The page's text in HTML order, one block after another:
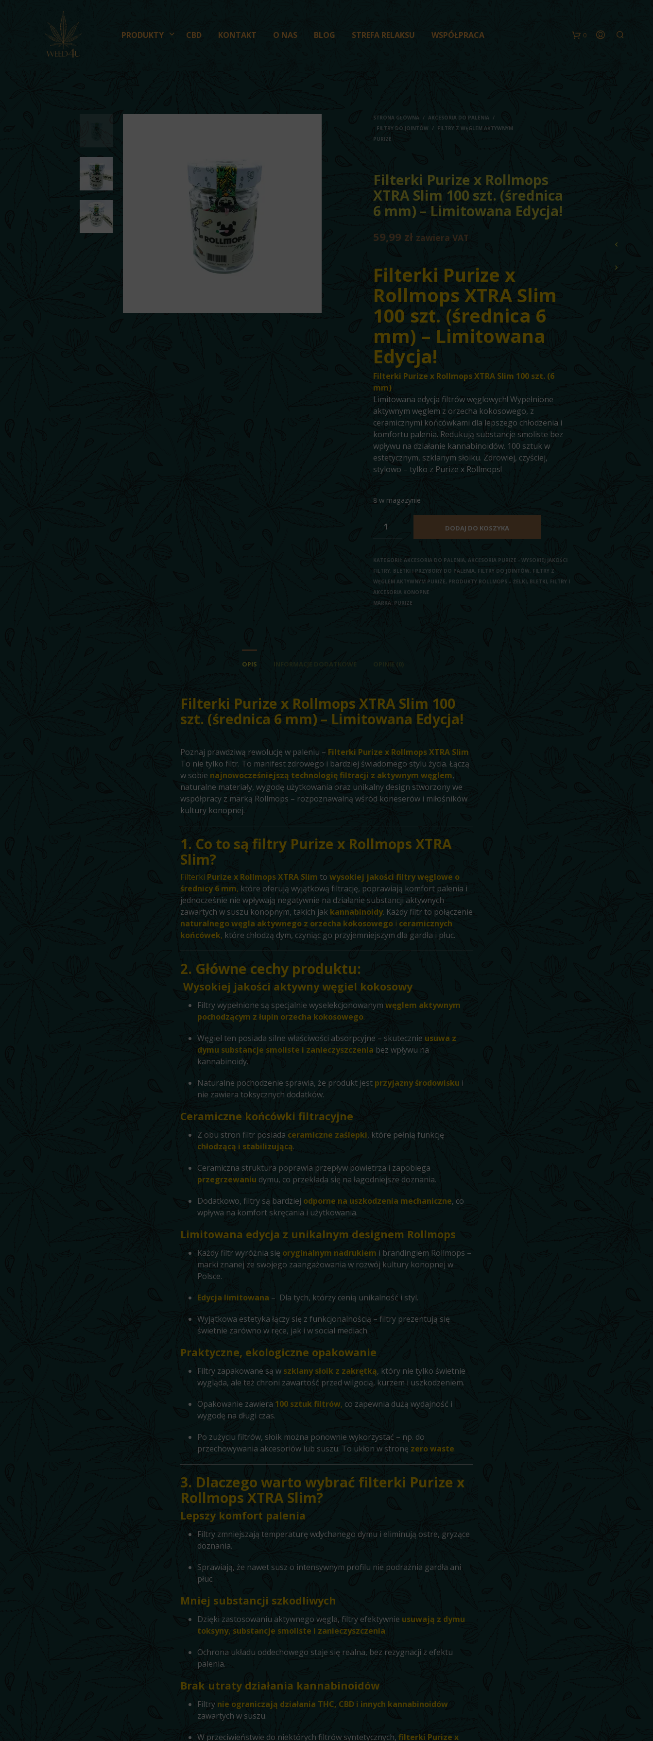
0
PRODUKTY CBD KONTAKT O NAS BLOG STREFA RELAKSU WSPÓŁPRACA
STRONA GŁÓWNA / AKCESORIA DO PALENIA /
FILTRY DO JOINTÓW / FILTRY Z WĘGLEM AKTYWNYM
PURIZE
Filterki Purize x Rollmops
XTRA Slim 100 szt. (średnica
6 mm) – Limitowana Edycja!
59,99 zł zawiera VAT
Filterki Purize x
Rollmops XTRA Slim
100 szt. (średnica 6
mm) – Limitowana
Edycja!
Filterki Purize x Rollmops XTRA Slim 100 szt. (6
mm)
Limitowana edycja filtrów węglowych! Wypełnione
aktywnym węglem z orzecha kokosowego, z
ceramicznymi końcówkami dla lepszego chłodzenia i
komfortu palenia. Redukują substancje smoliste bez
wpływu na działanie kannabinoidów. 100 sztuk w
estetycznym, szklanym słoiku. Zdrowiej, czyściej,
stylowo – tylko z Purize x Rollmops!
8 w magazynie
DODAJ DO KOSZYKA
KATEGORII:AKCESORIA DO PALENIA,AKCESORIA PURIZE - WYSOKIEJ JAKOŚCI
FILTRY, BLETKI I PRZYBORY DO PALENIA, FILTRY DO JOINTÓW, FILTRY Z
WĘGLEM AKTYWNYM PURIZE, PRODUKTY ROLLMOPS – ŻELKI, BLETKI, FILTRY I
AKCESORIA KONOPNE
MARKA: PURIZE
OPIS INFORMACJE DODATKOWE OPINIE (0)
Filterki Purize x Rollmops XTRA Slim 100
szt. (średnica 6 mm) – Limitowana Edycja!
Poznaj prawdziwą rewolucję w paleniu – Filterki Purize x Rollmops XTRA Slim
To nie tylko filtr. To manifest zdrowego i bardziej świadomego stylu życia. Łączą
w sobie najnowocześniejszą technologię filtracji z aktywnym węglem,
naturalne materiały, wygodę użytkowania oraz unikalny design stworzony we
współpracy z marką Rollmops – rozpoznawalną wśród koneserów i miłośników
kultury konopnej.
1. Co to są filtry Purize x Rollmops XTRA
Slim?
Filterki Purize x Rollmops XTRA Slim to wysokiej jakości filtry węglowe o
średnicy 6 mm, które oferują wyjątkową filtrację, poprawiają komfort palenia i
jednocześnie nie wpływają negatywnie na działanie substancji aktywnych
zawartych w suszu konopnym, takich jak kannabinoidy. Każdy filtr to połączenie
naturalnego węgla aktywnego z orzecha kokosowego i ceramicznych
końcówek, które chłodzą dym, czyniąc go przyjemniejszym dla gardła i płuc.
2. Główne cechy produktu:
Wysokiej jakości aktywny węgiel kokosowy
Filtry wypełnione są specjalnie wyselekcjonowanym węglem aktywnym
pochodzącym z łupin orzecha kokosowego.
Węgiel ten posiada silne właściwości absorpcyjne – skutecznie usuwa z
dymu substancje smoliste i zanieczyszczenia bez wpływu na
kannabinoidy.
Naturalne pochodzenie sprawia, że produkt jest przyjazny środowisku i
nie zawiera toksycznych dodatków.
Ceramiczne końcówki filtracyjne
Z obu stron filtr posiada ceramiczne zaślepki, które pełnią funkcję
chłodzącą i stabilizującą.
Ceramiczna struktura poprawia przepływ powietrza i zapobiega
przegrzewaniu dymu, co przekłada się na łagodniejsze doznania.
Dodatkowo, filtry są bardziej odporne na uszkodzenia mechaniczne, co
wpływa na komfort skręcania i użytkowania.
Limitowana edycja z unikalnym designem Rollmops
Każdy filtr wyróżnia się oryginalnym nadrukiem i brandingiem Rollmops –
marki znanej ze swojego zaangażowania w rozwój kultury konopnej w
Polsce.
Edycja limitowana – Dla tych, którzy cenią unikalność i styl.
Wyjątkowa estetyka łączy się z funkcjonalnością – filtry prezentują się
świetnie zarówno w ręce, jak i w social mediach.
Praktyczne, ekologiczne opakowanie
Filtry zapakowane są w szklany słoik z zakrętką, który nie tylko świetnie
wygląda, ale też chroni zawartość przed wilgocią, kurzem i uszkodzeniem.
Opakowanie zawiera 100 sztuk filtrów, co zapewnia dużą wydajność i
wygodę na długi czas.
Po zużyciu filtrów, słoik można ponownie wykorzystać – np. do
przechowywania akcesoriów lub suszu. To ukłon w stronę zero waste.
3. Dlaczego warto wybrać filterki Purize x
Rollmops XTRA Slim?
Lepszy komfort palenia
Filtry zmniejszają temperaturę wdychanego dymu i eliminują ostre, gryzące
doznania.
Sprawiają, że nawet susz o intensywnym profilu nie podrażnia gardła ani
płuc.
Mniej substancji szkodliwych
Dzięki zastosowaniu aktywnego węgla, filtry efektywnie usuwają z dymu
toksyny, substancje smoliste i zanieczyszczenia.
Ochrona układu oddechowego staje się realna, bez rezygnacji z efektu
palenia.
Brak utraty działania kannabinoidów
Filtry nie ograniczają działania THC, CBD i innych kannabinoidów
zawartych w suszu.
W przeciwieństwie do niektórych filtrów syntetycznych, filterki Purize x